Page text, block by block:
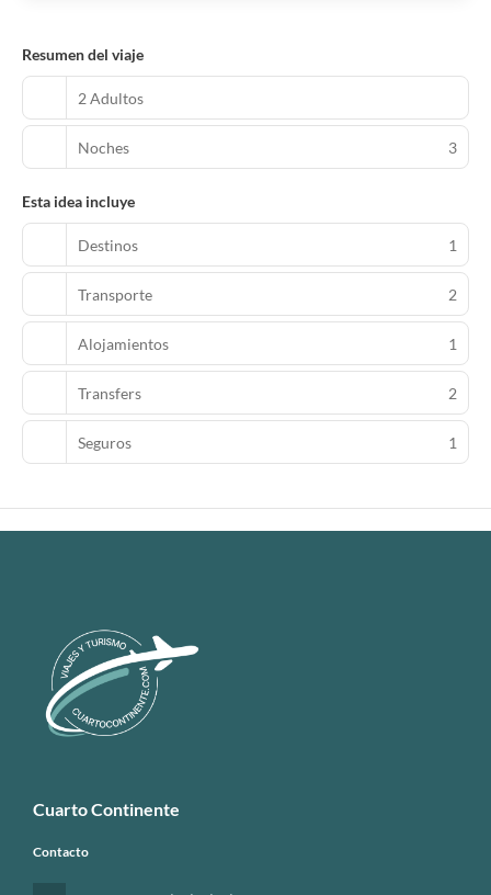
Resumen del viaje
2 Adultos
Noches 3
Esta idea incluye
Destinos 1
Transporte 2
Alojamientos 1
Transfers 2
Seguros 1
Cuarto Continente
Contacto